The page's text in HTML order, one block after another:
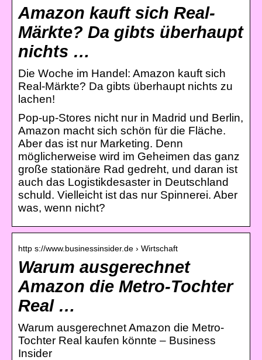
Amazon kauft sich Real-
Märkte? Da gibts überhaupt
nichts …
Die Woche im Handel: Amazon kauft sich
Real-Märkte? Da gibts überhaupt nichts zu
lachen!
Pop-up-Stores nicht nur in Madrid und Berlin,
Amazon macht sich schön für die Fläche.
Aber das ist nur Marketing. Denn
möglicherweise wird im Geheimen das ganz
große stationäre Rad gedreht, und daran ist
auch das Logistikdesaster in Deutschland
schuld. Vielleicht ist das nur Spinnerei. Aber
was, wenn nicht?
http s://www.businessinsider.de › Wirtschaft
Warum ausgerechnet
Amazon die Metro-Tochter
Real …
Warum ausgerechnet Amazon die Metro-
Tochter Real kaufen könnte – Business
Insider